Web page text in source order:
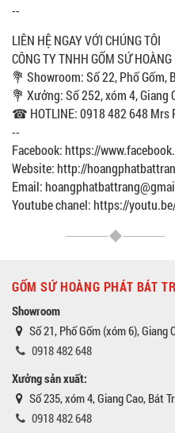
--
LIÊN HỆ NGAY VỚI CHÚNG TÔI
CÔNG TY TNHH GỐM SỨ
💐 Showroom: Số 22, Phố Gốm,
💐 Xưởng: Số 252, xóm 4, Giang
☎ HOTLINE: 0918 482 648 Mrs
--
Facebook: https://
Website: http://
Email:
Youtube chanel: https://
GỐM SỨ HOÀNG PHÁT BÁT
Showroom
Số 21, Phố Gốm (xóm 6), Giang
0918 482 648
Xưởng sản xuất:
Số 235, xóm 4, Giang Cao, Bát
0918 482 648